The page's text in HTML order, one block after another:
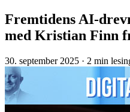
Fremtidens AI-
med Kristian Finn
30. september 2025 · 2 min